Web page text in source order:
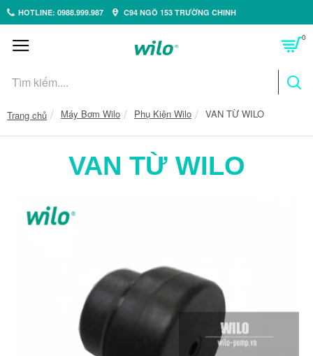
HOTLINE: 0988.999.987 C94 NGÕ 153 TRƯỜNG CHINH
0
Trang chủ Máy Bơm Wilo Phụ Kiện Wilo VAN TỪ WILO
VAN TỪ WILO